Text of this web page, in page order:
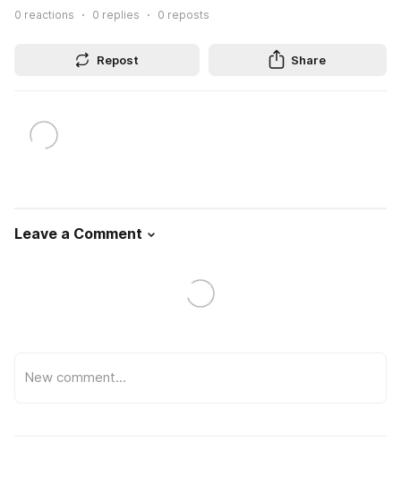
0 reactions 0 replies 0 reposts
Repost Share
Leave a Comment